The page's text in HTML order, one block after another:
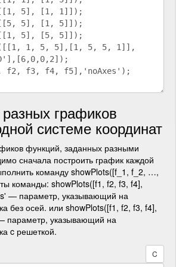
графиков
системе координат
функций, заданных разными
сначала построить график каждой
команду showPlots([f_1, f_2, …,
команды: showPlots([f1, f2, f3, f4],
— параметр, указывающий на
без осей. или showPlots([f1, f2, f3, f4],
параметр, указывающий на
c решеткой.
C